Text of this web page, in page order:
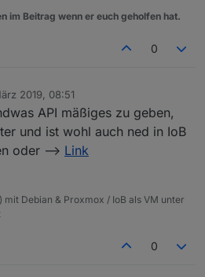
im Beitrag wenn er euch geholfen hat.
0
2019, 08:51
API mäßiges zu geben,
und ist wohl auch ned in IoB
oder --> Link
Debian & Proxmox / IoB als VM unter
0